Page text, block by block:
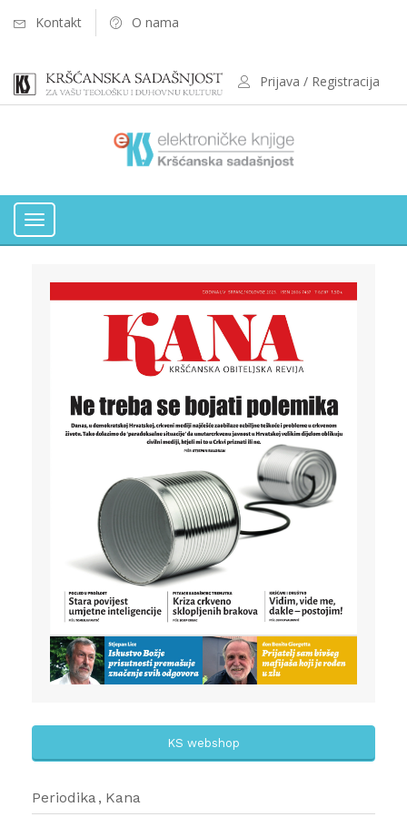
Kontakt O nama
Prijava / Registracija
Toggle
KS webshop
Periodika Kana